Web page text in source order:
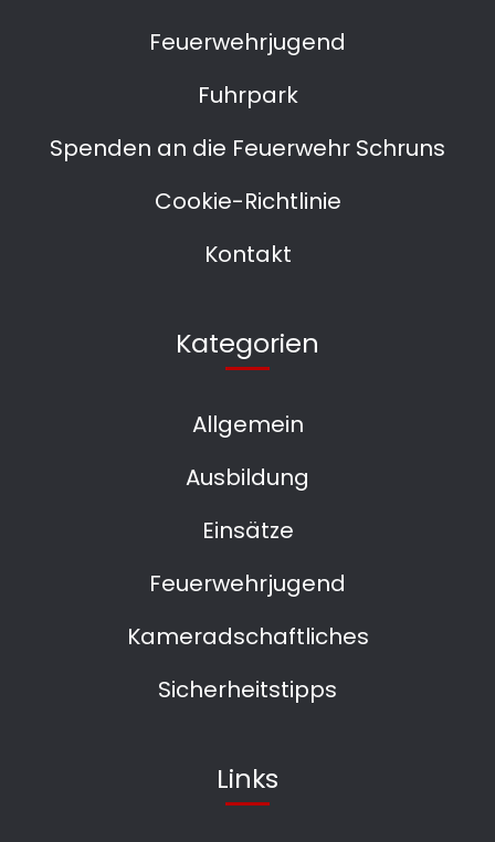
Feuerwehrjugend
Fuhrpark
Spenden an die Feuerwehr Schruns
Cookie-Richtlinie
Kontakt
Kategorien
Allgemein
Ausbildung
Einsätze
Feuerwehrjugend
Kameradschaftliches
Sicherheitstipps
Links